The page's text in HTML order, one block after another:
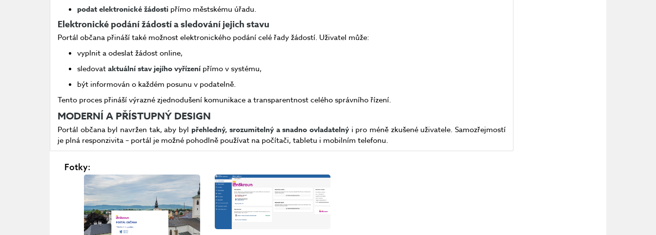
podat elektronické žádosti přímo městskému úřadu.
Elektronické podání žádostí a sledování jejich stavu
Portál občana přináší také možnost elektronického podání celé řady žádostí. Uživatel může:
vyplnit a odeslat žádost online,
sledovataktuální stav jejího vyřízení přímo v systému,
být informován o každém posunu v podatelně.
Tento proces přináší výrazné zjednodušení komunikace a transparentnost celého správního řízení.
MODERNÍ A PŘÍSTUPNÝ DESIGN
Portál občana byl navržen tak, aby byl přehledný, srozumitelný a snadno ovladatelný i pro méně zkušené uživatele. Samozřejmostí
je plná responzivita – portál je možné pohodlně používat na počítači, tabletu i mobilním telefonu.
Fotky: